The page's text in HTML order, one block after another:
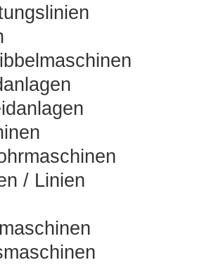
/ Linien